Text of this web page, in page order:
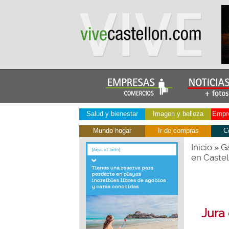
Salud y bienestar Imagen y belleza
Mundo hogar Ir de compras
Inicio»
en
Jura